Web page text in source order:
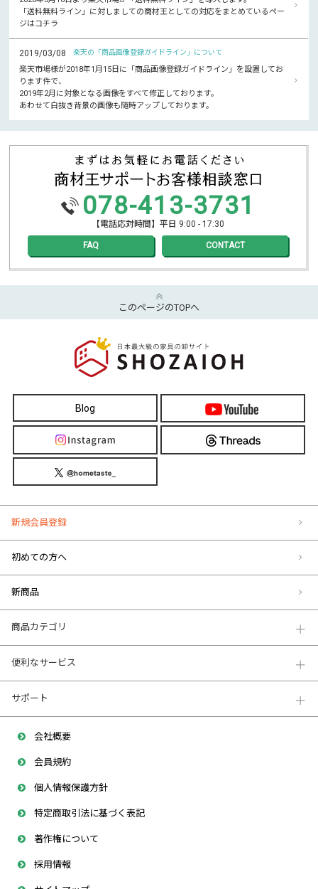
「送料無料ライン」に対しましての商材王としての対応をまとめているペー
ジはコチラ
2019/03/08 楽天の「商品画像登録ガイドライン」について
楽天市場様が2018年1月15日に「商品画像登録ガイドライン」を設置してお
ります件で、
2019年2月に対象となる画像をすべて修正しております。
あわせて白抜き背景の画像も随時アップしております。
078-413-3731
【電話応対時間】平日 9:00 - 17:30
FAQ CONTACT
このページのTOPへ
Blog
新規会員登録
初めての方へ
新商品
商品カテゴリ
便利なサービス
サポート
会社概要
会員規約
個人情報保護方針
特定商取引法に基づく表記
著作権について
採用情報